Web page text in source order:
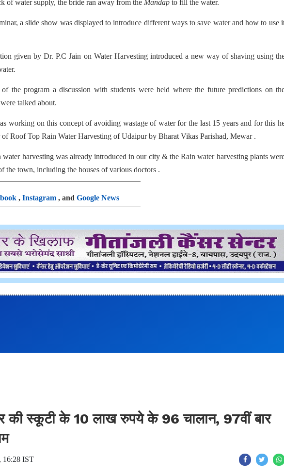
of water supply, the bride ran away from the Mandap to fill the water.
a slide show was displayed to introduce different ways to save water and how to use
given by Dr. P.C Jain on Water Harvesting introduced a new way of shaving using
the program a discussion with students were held where the future predictions on
talked about.
working on this concept of avoiding wastage of water for the last 15 years and for this
of Roof Top Rain Water Harvesting of Udaipur by Bharat Vikas Parishad, Mewar .
harvesting was already introduced in our city & the Rain water harvesting plants
the town, including the houses of various doctors .
, Instagram , and Google News
की स्कूटी के 10 लाख रुपये के 96 चालान, 97वीं बार
16:28 IST